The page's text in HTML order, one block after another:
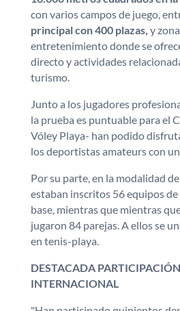
con varios campos de juego,
principal con 400 plazas, y
entretenimiento donde se
directo y actividades
turismo.
Junto a los jugadores
la prueba es puntuable para el
Vóley Playa- han podido
los deportistas amateurs con
Por su parte, en la modalidad
estaban inscritos 56 equipos
base, mientras que mientras
jugaron 84 parejas. A ellos se
en tenis-playa.
DESTACADA
INTERNACIONAL